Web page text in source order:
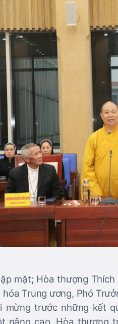
mặt; Hòa thượng
Trung ương, Phó
mừng trước những kết